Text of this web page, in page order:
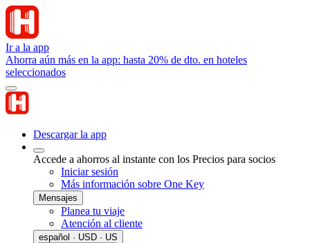
Ir a la app
Ahorra aún más en la app: hasta 20% de dto. en hoteles
seleccionados
Descargar la app
Accede a ahorros al instante con los Precios para socios
Iniciar sesión
Más información sobre One Key
Mensajes
Planea tu viaje
Atención al cliente
español · USD · US